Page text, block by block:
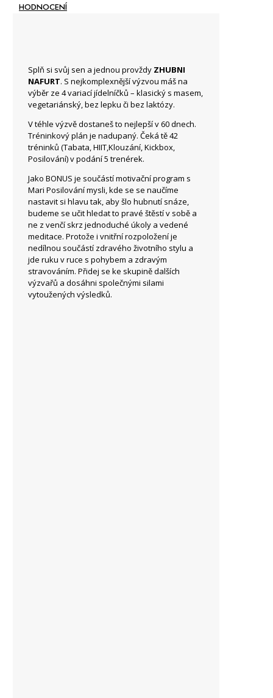
HODNOCENÍ
Splň si svůj sen a jednou provždy ZHUBNI
NAFURT. S nejkomplexnější výzvou máš na
výběr ze 4 variací jídelníčků – klasický s masem,
vegetariánský, bez lepku či bez laktózy.
V téhle výzvě dostaneš to nejlepší v 60 dnech.
Tréninkový plán je nadupaný. Čeká tě 42
tréninků (Tabata, HIIT,Klouzání, Kickbox,
Posilování) v podání 5 trenérek.
Jako BONUS je součástí motivační program s
Mari Posilování mysli, kde se se naučíme
nastavit si hlavu tak, aby šlo hubnutí snáze,
budeme se učit hledat to pravé štěstí v sobě a
ne z venčí skrz jednoduché úkoly a vedené
meditace. Protože i vnitřní rozpoložení je
nedílnou součástí zdravého životního stylu a
jde ruku v ruce s pohybem a zdravým
stravováním. Přidej se ke skupině dalších
výzvařů a dosáhni společnými silami
vytoužených výsledků.